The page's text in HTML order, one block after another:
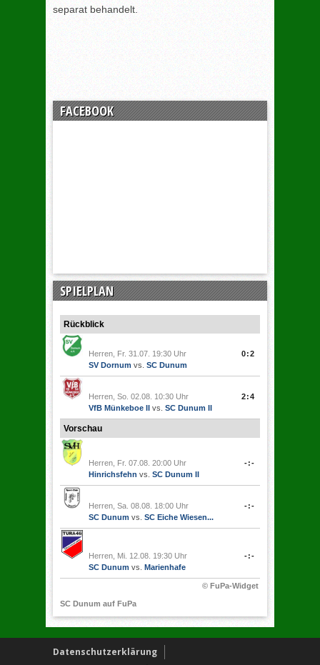
separat behandelt.
FACEBOOK
SPIELPLAN
Rückblick
Herren, Fr. 31.07. 19:30 Uhr
SV Dornum vs. SC Dunum
0:2
Herren, So. 02.08. 10:30 Uhr
VfB Münkeboe II vs. SC Dunum II
2:4
Vorschau
Herren, Fr. 07.08. 20:00 Uhr
Hinrichsfehn vs. SC Dunum II
-:-
Herren, Sa. 08.08. 18:00 Uhr
SC Dunum vs. SC Eiche Wiesen...
-:-
Herren, Mi. 12.08. 19:30 Uhr
SC Dunum vs. Marienhafe
-:-
© FuPa-Widget
SC Dunum auf FuPa
Datenschutzerklärung